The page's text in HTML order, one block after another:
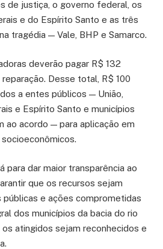
de justiça, o governo federal, os
e do Espírito Santo e as três
tragédia — Vale, BHP e Samarco.
deverão pagar R$ 132
Desse total, R$ 100
a entes públicos — União,
e Espírito Santo e municípios
ao acordo — para aplicação em
para dar maior transparência ao
que os recursos sejam
e ações comprometidas
dos municípios da bacia do rio
atingidos sejam reconhecidos e